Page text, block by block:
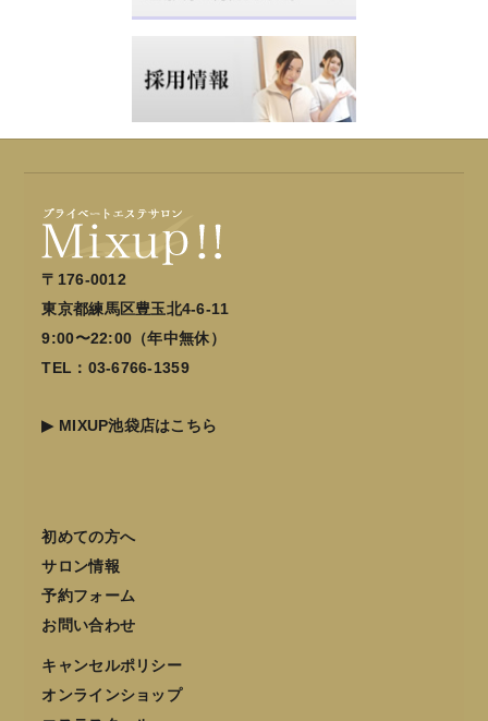
〒176-0012
東京都練馬区豊玉北4-6-11
9:00〜22:00（年中無休）
TEL：03-6766-1359
▶ MIXUP池袋店はこちら
初めての方へ
サロン情報
予約フォーム
お問い合わせ
キャンセルポリシー
オンラインショップ